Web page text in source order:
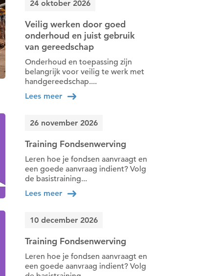
24 oktober 2026
Veilig werken door goed
onderhoud en juist gebruik
van gereedschap
Onderhoud en toepassing zijn
belangrijk voor veilig te werk met
handgereedschap....
Lees meer
26 november 2026
Training Fondsenwerving
Leren hoe je fondsen aanvraagt en
een goede aanvraag indient? Volg
de basistraining...
Lees meer
10 december 2026
Training Fondsenwerving
Leren hoe je fondsen aanvraagt en
een goede aanvraag indient? Volg